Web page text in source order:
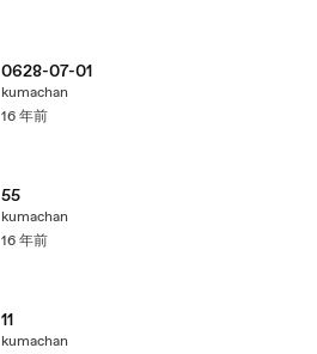
0628-07-01
kumachan
16 年前
55
kumachan
16 年前
11
kumachan